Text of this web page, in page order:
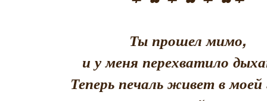
Ты прошел мимо,
и у меня перехватило
Теперь печаль живет в моей